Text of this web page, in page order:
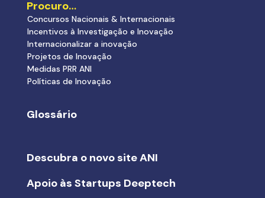
Procuro…
Concursos Nacionais & Internacionais
Incentivos à Investigação e Inovação
Internacionalizar a inovação
Projetos de Inovação
Medidas PRR ANI
Políticas de Inovação
Glossário
Descubra o novo site ANI
Apoio às Startups Deeptech